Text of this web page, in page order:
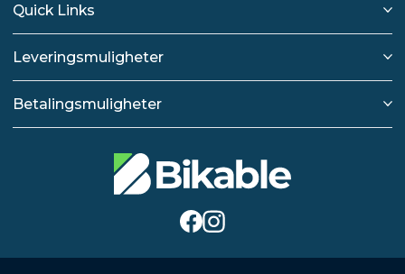
Quick Links
Leveringsmuligheter
Betalingsmuligheter